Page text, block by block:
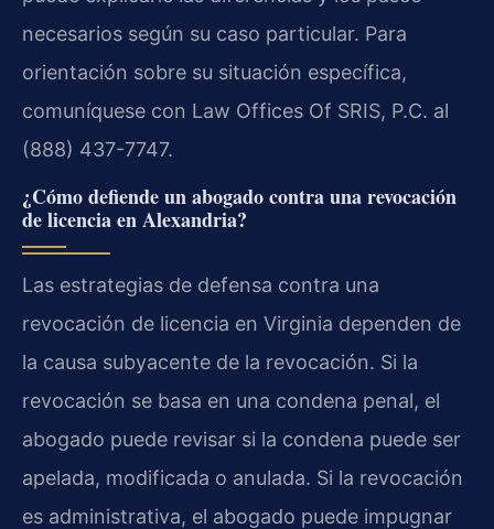
necesarios según su caso particular. Para
orientación sobre su situación específica,
comuníquese con Law Offices Of SRIS, P.C. al
(888) 437-7747.
¿Cómo defiende un abogado contra una revocación
de licencia en Alexandria?
Las estrategias de defensa contra una
revocación de licencia en Virginia dependen de
la causa subyacente de la revocación. Si la
revocación se basa en una condena penal, el
abogado puede revisar si la condena puede ser
apelada, modificada o anulada. Si la revocación
es administrativa, el abogado puede impugnar